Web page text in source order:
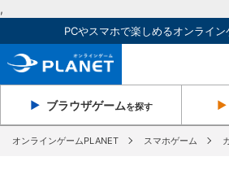
,
PCやスマホで楽しめるオンライン
ブラウザゲームを探す
オンラインゲームPLANET スマホゲーム